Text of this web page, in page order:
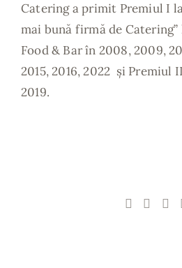
Catering a primit Premiul I
mai bună firmă de
Food & Bar în 2008, 2009,
2015, 2016, 2022 și Premiul
2019.